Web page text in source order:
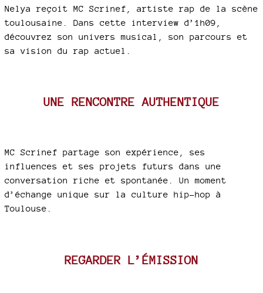
Nelya reçoit MC Scrinef, artiste rap de la scène
toulousaine. Dans cette interview d’1h09,
découvrez son univers musical, son parcours et
sa vision du rap actuel.
UNE RENCONTRE AUTHENTIQUE
MC Scrinef partage son expérience, ses
influences et ses projets futurs dans une
conversation riche et spontanée. Un moment
d’échange unique sur la culture hip-hop à
Toulouse.
REGARDER L’ÉMISSION